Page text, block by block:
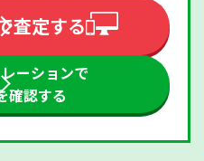
査定する
ーションで
確認する